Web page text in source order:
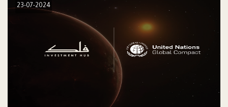
23-07-2024